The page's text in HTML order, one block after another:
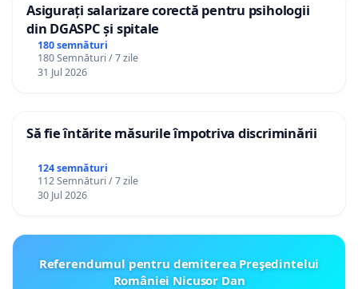
Asigurați salarizare corectă pentru psihologii
din DGASPC și spitale
180 semnături
180 Semnături / 7 zile
31 Jul 2026
Să fie întărite măsurile împotriva discriminării
124 semnături
112 Semnături / 7 zile
30 Jul 2026
Referendumul pentru demiterea Preşedintelui
României Nicusor Dan